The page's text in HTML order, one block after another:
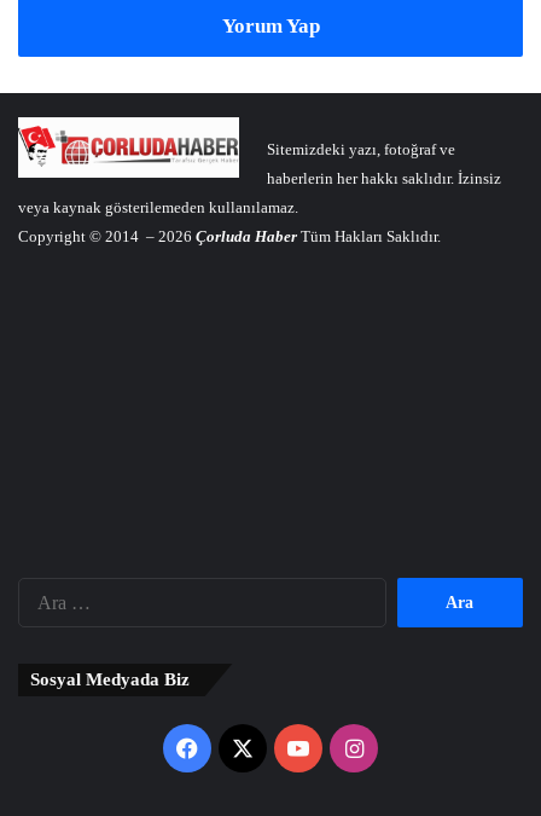
Yorum Yap
Sitemizdeki yazı, fotoğraf ve
haberlerin her hakkı saklıdır. İzinsiz
veya kaynak gösterilemeden kullanılamaz.
Copyright © 2014 – 2026 Çorluda Haber Tüm Hakları Saklıdır.
Sosyal Medyada Biz
Facebook
X YouTubeInstagram